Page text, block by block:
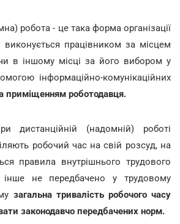
робота - це така форма організації
виконується працівником за місцем
в іншому місці за його вибором у
інформаційно-комунікаційних
приміщенням роботодавця.
дистанційній (надомній) роботі
робочий час на свій розсуд, на
правила внутрішнього трудового
інше не передбачено у трудовому
загальна тривалість робочого часу
законодавчо передбачених норм.